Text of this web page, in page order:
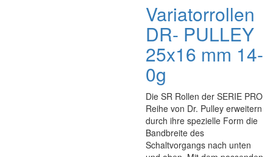
Variatorrollen
DR- PULLEY
25x16 mm 14-
0g
Die SR Rollen der SERIE PRO
Reihe von Dr. Pulley erweitern
durch ihre spezielle Form die
Bandbreite des
Schaltvorgangs nach unten